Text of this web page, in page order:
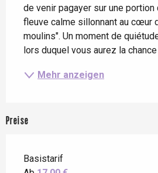
de venir pagayer sur une portion
fleuve calme sillonnant au cœur
moulins". Un moment de
lors duquel vous aurez la
Mehr anzeigen
Preise
Basistarif